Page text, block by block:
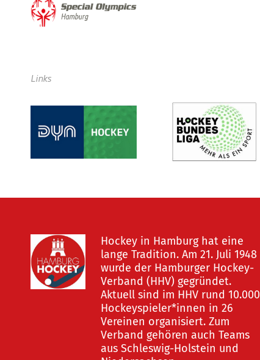
Links
Hockey in Hamburg hat eine
lange Tradition. Am 21. Juli 1948
wurde der Hamburger Hockey-
Verband (HHV) gegründet.
Aktuell sind im HHV rund 10.000
Hockeyspieler*innen in 26
Vereinen organisiert. Zum
Verband gehören auch Teams
aus Schleswig-Holstein und